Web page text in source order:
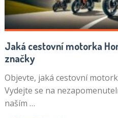
Jaká cestovní motorka
značky
Objevte, jaká cestovní
Vydejte se na
naším …